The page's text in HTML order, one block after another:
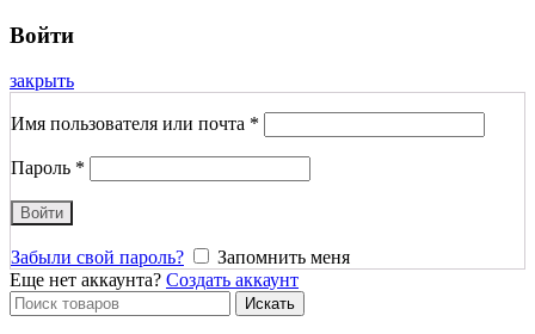
Войти
закрыть
Имя пользователя или почта *
Пароль *
Войти
Забыли свой пароль?
Запомнить меня
Еще нет аккаунта? Создать аккаунт
Search
for:
Искать